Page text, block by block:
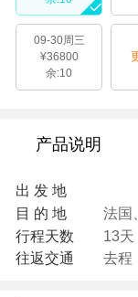
09-30周三
¥36800
余:10
产品说明
出 发 地
目 的 地
法国
行程天数
13天
往返交通
去程